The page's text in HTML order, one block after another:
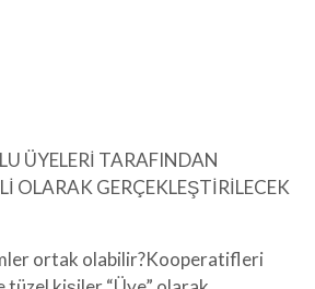
ÜYELERİ TARAFINDAN
OLARAK GERÇEKLEŞTİRİLECEK
ortak olabilir?Kooperatifleri